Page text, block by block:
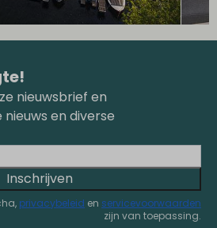
nieuwsbrief en
en diverse
Inschrijven
privacybeleid en servicevoorwaarden
zijn van toepassing.